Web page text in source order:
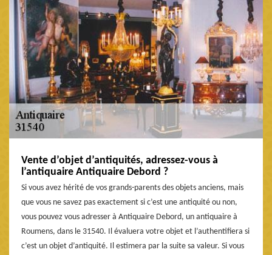
Vente d’objet d’antiquités, adressez-vous à
l’antiquaire Antiquaire Debord ?
Si vous avez hérité de vos grands-parents des objets anciens, mais
que vous ne savez pas exactement si c’est une antiquité ou non,
vous pouvez vous adresser à Antiquaire Debord, un antiquaire à
Roumens, dans le 31540. Il évaluera votre objet et l’authentifiera si
c’est un objet d’antiquité. Il estimera par la suite sa valeur. Si vous